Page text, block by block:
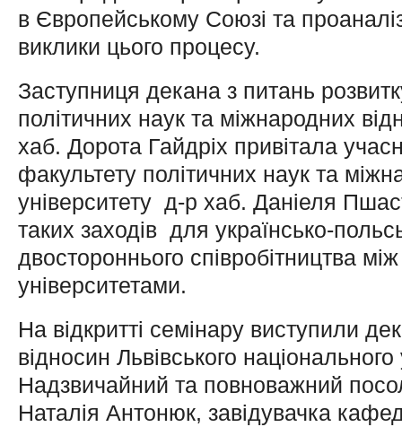
в Європейському Союзі та
виклики цього процесу.
Заступниця декана з питань
політичних наук та міжнародних
хаб. Дорота Гайдріх привітала
факультету політичних наук та
університету д-р хаб. Даніеля
таких заходів для українсько-
двостороннього співробітництва
університетами.
На відкритті семінару виступили
відносин Львівського
Надзвичайний та повноважний
Наталія Антонюк, завідувачка